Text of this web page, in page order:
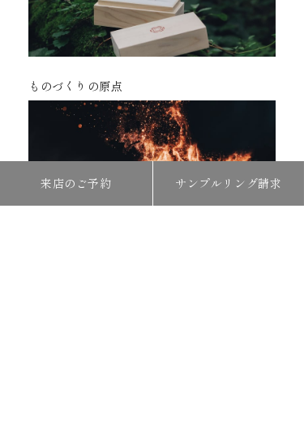
来店のご予約 サンプルリング請求
ものづくりの原点